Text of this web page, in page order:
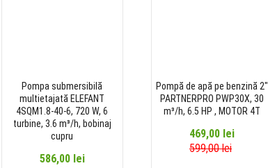
Pompa submersibilă
multietajată ELEFANT
4SQM1.8-40-6, 720 W, 6
turbine, 3.6 m³/h, bobinaj
cupru
586,00 lei
Pompă de apă pe benzină 2"
PARTNERPRO PWP30X, 30
m³/h, 6.5 HP , MOTOR 4T
469,00 lei
599,00 lei